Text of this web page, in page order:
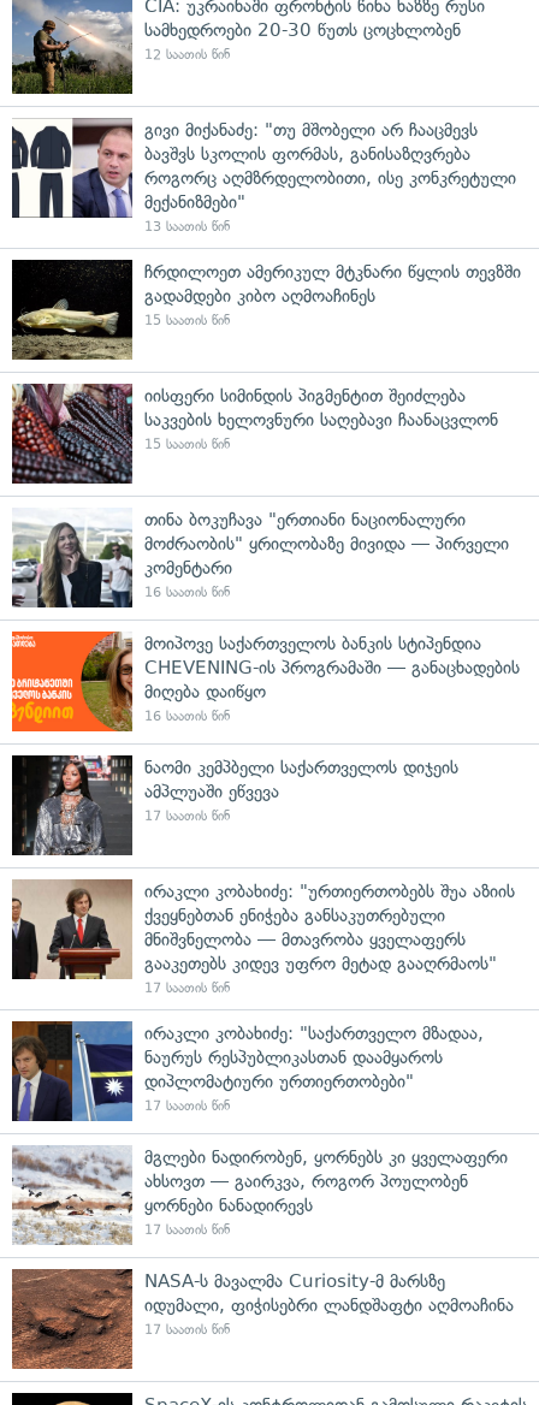
CIA: უკრაინაში ფრონტის წინა ხაზზე რუსი
სამხედროები 20-30 წუთს ცოცხლობენ
12 საათის წინ
გივი მიქანაძე: "თუ მშობელი არ ჩააცმევს
ბავშვს სკოლის ფორმას, განისაზღვრება
როგორც აღმზრდელობითი, ისე კონკრეტული
მექანიზმები"
13 საათის წინ
ჩრდილოეთ ამერიკულ მტკნარი წყლის თევზში
გადამდები კიბო აღმოაჩინეს
15 საათის წინ
იისფერი სიმინდის პიგმენტით შეიძლება
საკვების ხელოვნური საღებავი ჩაანაცვლონ
15 საათის წინ
თინა ბოკუჩავა "ერთიანი ნაციონალური
მოძრაობის" ყრილობაზე მივიდა — პირველი
კომენტარი
16 საათის წინ
მოიპოვე საქართველოს ბანკის სტიპენდია
CHEVENING-ის პროგრამაში — განაცხადების
მიღება დაიწყო
16 საათის წინ
ნაომი კემპბელი საქართველოს დიჯეის
ამპლუაში ეწვევა
17 საათის წინ
ირაკლი კობახიძე: "ურთიერთობებს შუა აზიის
ქვეყნებთან ენიჭება განსაკუთრებული
მნიშვნელობა — მთავრობა ყველაფერს
გააკეთებს კიდევ უფრო მეტად გააღრმაოს"
17 საათის წინ
ირაკლი კობახიძე: "საქართველო მზადაა,
ნაურუს რესპუბლიკასთან დაამყაროს
დიპლომატიური ურთიერთობები"
17 საათის წინ
მგლები ნადირობენ, ყორნებს კი ყველაფერი
ახსოვთ — გაირკვა, როგორ პოულობენ
ყორნები ნანადირევს
17 საათის წინ
NASA-ს მავალმა Curiosity-მ მარსზე
იდუმალი, ფიჭისებრი ლანდშაფტი აღმოაჩინა
17 საათის წინ